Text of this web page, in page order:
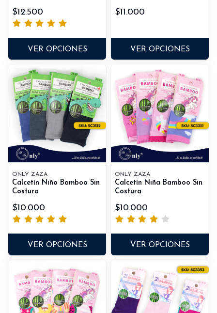
$12.500
VER OPCIONES
$11.000
VER OPCIONES
ONLY ZAZA
Calcetín Niño Bamboo Sin
Costura
$10.000
VER OPCIONES
ONLY ZAZA
Calcetín Niña Bamboo Sin
Costura
$10.000
VER OPCIONES